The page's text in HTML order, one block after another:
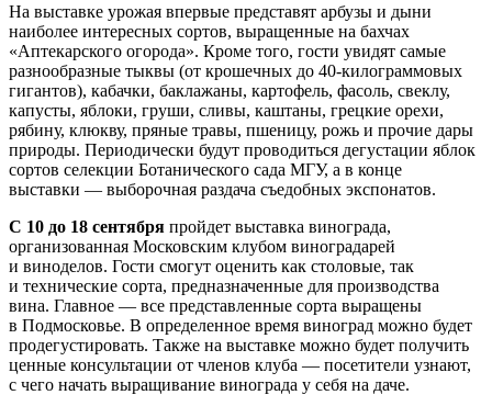
На выставке урожая впервые представят арбузы и дыни
наиболее интересных сортов, выращенные на бахчах
«Аптекарского огорода». Кроме того, гости увидят самые
разнообразные тыквы (от крошечных до 40-килограммовых
гигантов), кабачки, баклажаны, картофель, фасоль, свеклу,
капусты, яблоки, груши, сливы, каштаны, грецкие орехи,
рябину, клюкву, пряные травы, пшеницу, рожь и прочие дары
природы. Периодически будут проводиться дегустации яблок
сортов селекции Ботанического сада МГУ, а в конце
выставки — выборочная раздача съедобных экспонатов.
С 10 до 18 сентября пройдет выставка винограда,
организованная Московским клубом виноградарей
и виноделов. Гости смогут оценить как столовые, так
и технические сорта, предназначенные для производства
вина. Главное — все представленные сорта выращены
в Подмосковье. В определенное время виноград можно будет
продегустировать. Также на выставке можно будет получить
ценные консультации от членов клуба — посетители узнают,
с чего начать выращивание винограда у себя на даче.